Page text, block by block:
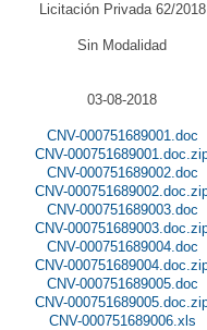
Licitación Privada 62/2018
Sin Modalidad
03-08-2018
CNV-000751689001.doc
CNV-
CNV-000751689002.doc
CNV-
CNV-000751689003.doc
CNV-
CNV-000751689004.doc
CNV-
CNV-000751689005.doc
CNV-
CNV-000751689006.xls